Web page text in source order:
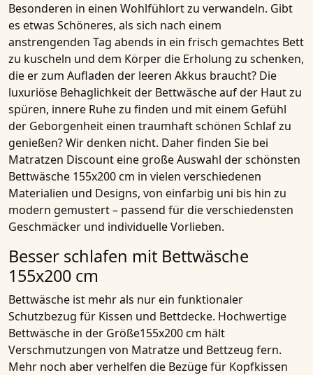
Besonderen in einen Wohlfühlort zu verwandeln. Gibt
es etwas Schöneres, als sich nach einem
anstrengenden Tag abends in ein frisch gemachtes Bett
zu kuscheln und dem Körper die Erholung zu schenken,
die er zum Aufladen der leeren Akkus braucht? Die
luxuriöse Behaglichkeit der Bettwäsche auf der Haut zu
spüren, innere Ruhe zu finden und mit einem Gefühl
der Geborgenheit einen traumhaft schönen Schlaf zu
genießen? Wir denken nicht. Daher finden Sie bei
Matratzen Discounteine große Auswahl der schönsten
Bettwäsche 155x200 cm in vielen verschiedenen
Materialien und Designs, von einfarbig uni bis hin zu
modern gemustert – passend für die verschiedensten
Geschmäcker und individuelle Vorlieben.
Besser schlafen mit Bettwäsche
155x200 cm
Bettwäsche ist mehr als nur ein funktionaler
Schutzbezug für Kissen und Bettdecke. Hochwertige
Bettwäsche in der Größe155x200 cm hält
Verschmutzungen von Matratze und Bettzeug fern.
Mehr noch aber verhelfen die Bezüge für Kopfkissen